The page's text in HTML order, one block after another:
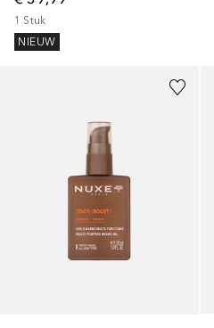
1 Stuk
NIEUW